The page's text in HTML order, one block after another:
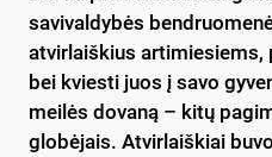
savivaldybės
atvirlaiškius artimiesiems,
bei kviesti juos į savo
meilės dovaną – kitų
globėjais. Atvirlaiškiai